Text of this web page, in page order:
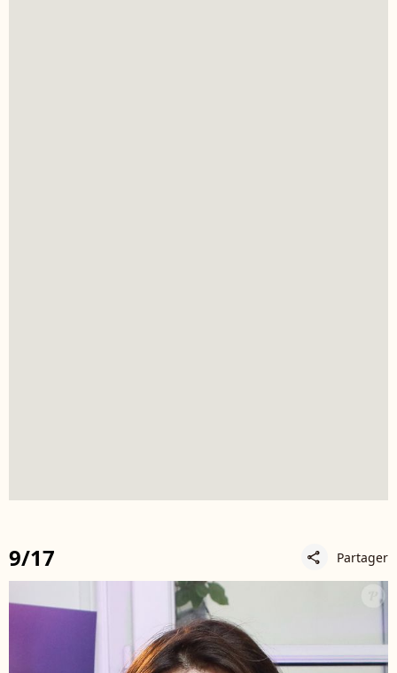
9/17 share Partager